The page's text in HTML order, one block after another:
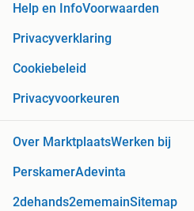
Help en InfoVoorwaarden
Privacyverklaring
Cookiebeleid
Privacyvoorkeuren
Over MarktplaatsWerken bij
PerskamerAdevinta
2dehands2ememainSitemap